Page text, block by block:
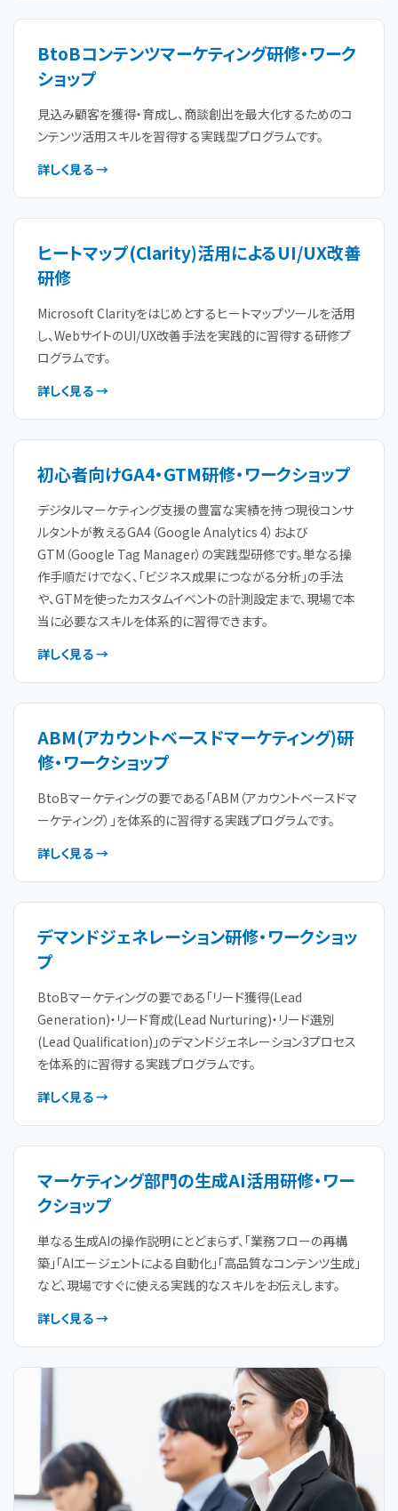
BtoBコンテンツマーケティング研修・ワーク
ショップ
見込み顧客を獲得・育成し、商談創出を最大化するためのコ
ンテンツ活用スキルを習得する実践型プログラムです。
詳しく見る →
ヒートマップ(Clarity)活用によるUI/UX改善
研修
Microsoft Clarityをはじめとするヒートマップツールを活用
し、WebサイトのUI/UX改善手法を実践的に習得する研修プ
ログラムです。
詳しく見る →
初心者向けGA4・GTM研修・ワークショップ
デジタルマーケティング支援の豊富な実績を持つ現役コンサ
ルタントが教えるGA4（Google Analytics 4）および
GTM（Google Tag Manager）の実践型研修です。単なる操
作手順だけでなく、「ビジネス成果につながる分析」の手法
や、GTMを使ったカスタムイベントの計測設定まで、現場で本
当に必要なスキルを体系的に習得できます。
詳しく見る →
ABM(アカウントベースドマーケティング)研
修・ワークショップ
BtoBマーケティングの要である「ABM（アカウントベースドマ
ーケティング）」を体系的に習得する実践プログラムです。
詳しく見る →
デマンドジェネレーション研修・ワークショッ
プ
BtoBマーケティングの要である「リード獲得(Lead
Generation)・リード育成(Lead Nurturing)・リード選別
(Lead Qualification)」のデマンドジェネレーション3プロセス
を体系的に習得する実践プログラムです。
詳しく見る →
マーケティング部門の生成AI活用研修・ワー
クショップ
単なる生成AIの操作説明にとどまらず、「業務フローの再構
築」「AIエージェントによる自動化」「高品質なコンテンツ生成」
など、現場ですぐに使える実践的なスキルをお伝えします。
詳しく見る →